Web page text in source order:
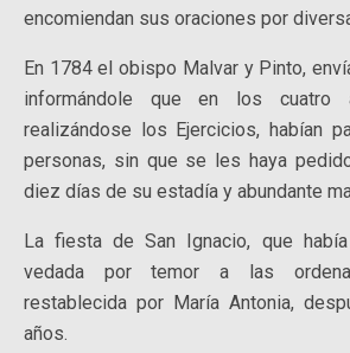
encomiendan sus oraciones por
En 1784 el obispo Malvar y Pinto,
informándole que en los cuatro
realizándose los Ejercicios, habían
personas, sin que se les haya
diez días de su estadía y abundante
La fiesta de San Ignacio, que
vedada por temor a las
restablecida por María Antonia,
años.